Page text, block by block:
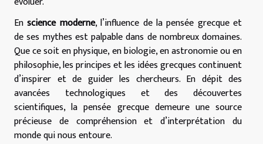
Enscience moderne, l’influence de la pensée grecque et
de ses mythes est palpable dans de nombreux domaines.
Que ce soit en physique, en biologie, en astronomie ou en
philosophie, les principes et les idées grecques continuent
d’inspirer et de guider les chercheurs. En dépit des
avancées technologiques et des découvertes
scientifiques, la pensée grecque demeure une source
précieuse de compréhension et d’interprétation du
monde qui nous entoure.